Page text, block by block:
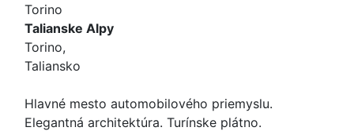
Torino
Talianske Alpy
Torino,
Taliansko
Hlavné mesto automobilového priemyslu.
Elegantná architektúra. Turínske plátno.